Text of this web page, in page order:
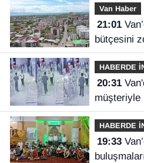
Van Haber
21:01Van’da kira fiyatları emekli
bütçesini
HABERDE
20:31Van'da işitme engelli
müşteriyle
gülümsetti
HABERDE
19:33Van’da sabah namazı